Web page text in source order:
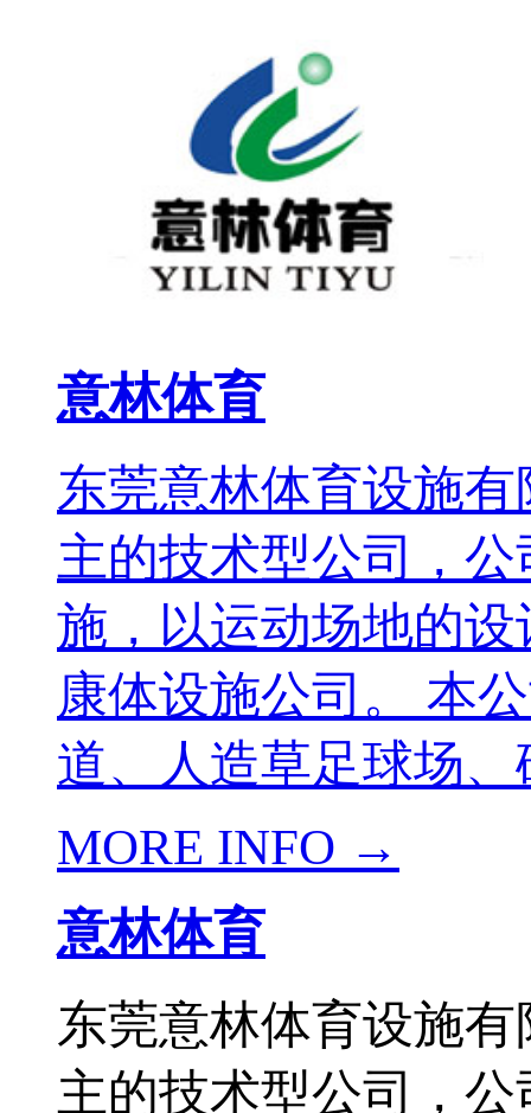
意林体育
东莞意林体育设施
主的技术型公司，
施，以运动场地的
康体设施公司。 本
道、人造草足球场、
MORE INFO →
意林体育
东莞意林体育设施
主的技术型公司，